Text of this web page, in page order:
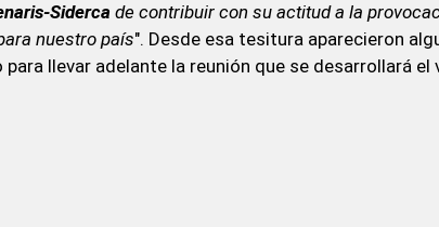
Siderca de contribuir con su actitud a la
nuestro país". Desde esa tesitura aparecieron
para llevar adelante la reunión que se desarrollará el